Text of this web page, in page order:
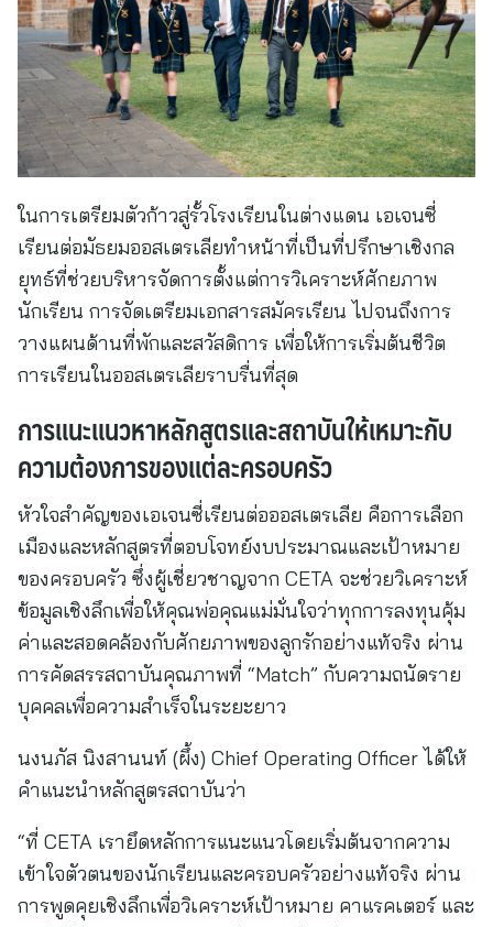
ในการเตรียมตัวก้าวสู่รั้วโรงเรียนในต่างแดน เอเจนซี่
เรียนต่อมัธยมออสเตรเลียทำหน้าที่เป็นที่ปรึกษาเชิงกล
ยุทธ์ที่ช่วยบริหารจัดการตั้งแต่การวิเคราะห์ศักยภาพ
นักเรียน การจัดเตรียมเอกสารสมัครเรียน ไปจนถึงการ
วางแผนด้านที่พักและสวัสดิการ เพื่อให้การเริ่มต้นชีวิต
การเรียนในออสเตรเลียราบรื่นที่สุด
การแนะแนวหาหลักสูตรและสถาบันให้เหมาะกับ
ความต้องการของแต่ละครอบครัว
หัวใจสำคัญของเอเจนซี่เรียนต่อออสเตรเลีย คือการเลือก
เมืองและหลักสูตรที่ตอบโจทย์งบประมาณและเป้าหมาย
ของครอบครัว ซึ่งผู้เชี่ยวชาญจาก CETA จะช่วยวิเคราะห์
ข้อมูลเชิงลึกเพื่อให้คุณพ่อคุณแม่มั่นใจว่าทุกการลงทุนคุ้ม
ค่าและสอดคล้องกับศักยภาพของลูกรักอย่างแท้จริง ผ่าน
การคัดสรรสถาบันคุณภาพที่ “Match” กับความถนัดราย
บุคคลเพื่อความสำเร็จในระยะยาว
นงนภัส นิงสานนท์ (ผึ้ง) Chief Operating Officer ได้ให้
คำแนะนำหลักสูตรสถาบันว่า
“ที่ CETA เรายึดหลักการแนะแนวโดยเริ่มต้นจากความ
เข้าใจตัวตนของนักเรียนและครอบครัวอย่างแท้จริง ผ่าน
การพูดคุยเชิงลึกเพื่อวิเคราะห์เป้าหมาย คาแรคเตอร์ และ